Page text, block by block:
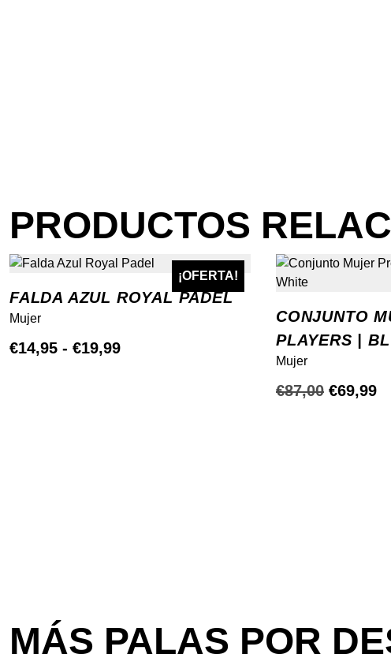
PRODUCTOS
¡OFERTA!
FALDA AZUL ROYAL PADEL
Mujer
€14,95 - €19,99Rango
CONJUNTO
PLAYERS |
Mujer
€87,00 El
€69,99El
MÁS PALAS POR